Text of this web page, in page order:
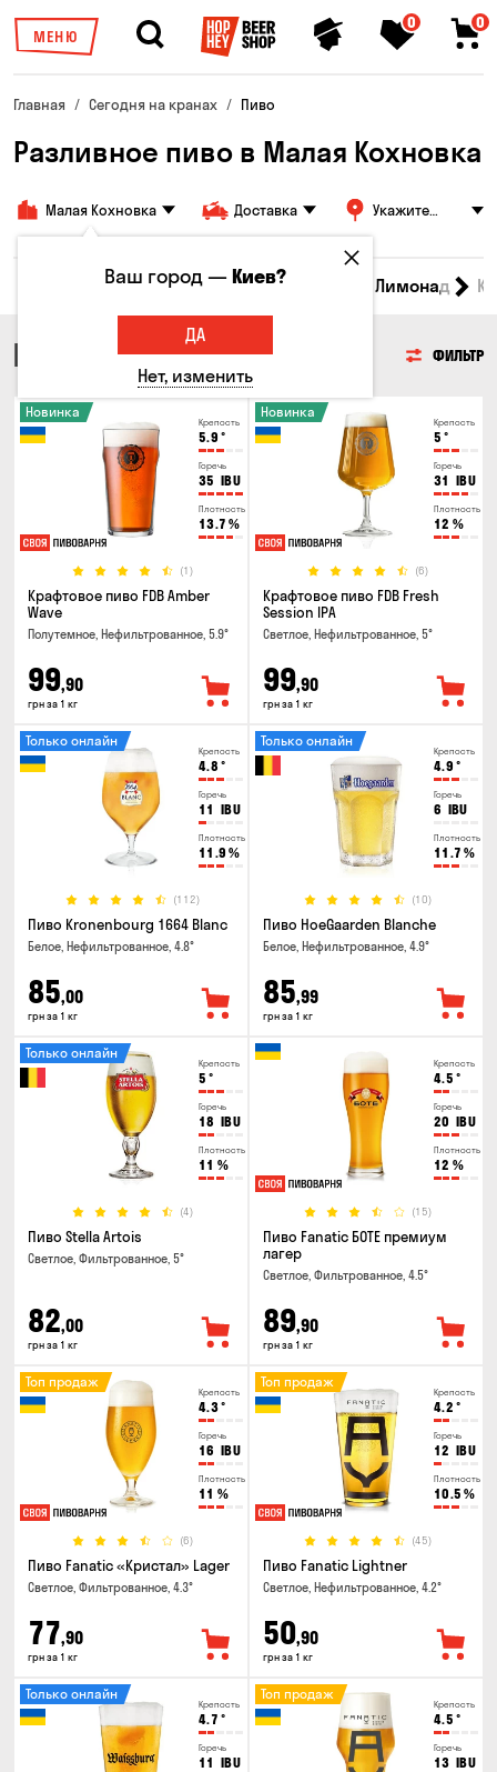
МЕНЮ
0 0
Главная Сегодня на кранах Пиво
Разливное пиво в Малая Кохновка
Малая Кохновка Доставка
Укажите
Все товары Пиво Сидр Лимонад
ПИВО ФИЛЬТР
Крепость
5.9 °
Горечь
35 IBU
Плотность
13.7 %
(1)
Новинка
Крафтовое пиво FDB Amber
Wave
Полутемное, Нефильтрованное, 5.9°
99,90
грн за 1 кг
Крепость
5 °
Горечь
31 IBU
Плотность
12 %
(6)
Новинка
Крафтовое пиво FDB Fresh
Session IPA
Светлое, Нефильтрованное, 5°
99,90
грн за 1 кг
Крепость
4.8 °
Горечь
11 IBU
Плотность
11.9 %
(112)
Только онлайн
Пиво Kronenbourg 1664 Blanc
Белое, Нефильтрованное, 4.8°
85,00
грн за 1 кг
Крепость
4.9 °
Горечь
6 IBU
Плотность
11.7 %
(10)
Только онлайн
Пиво HoeGaarden Blanche
Белое, Нефильтрованное, 4.9°
85,99
грн за 1 кг
Крепость
5 °
Горечь
18 IBU
Плотность
11 %
(4)
Только онлайн
Пиво Stella Artois
Светлое, Фильтрованное, 5°
82,00
грн за 1 кг
Крепость
4.5 °
Горечь
20 IBU
Плотность
12 %
(15)
Пиво Fanatic БОТЕ премиум
лагер
Светлое, Фильтрованное, 4.5°
89,90
грн за 1 кг
Крепость
4.3°
Горечь
16 IBU
Плотность
11 %
(6)
Топ продаж
Пиво Fanatic «Кристал» Lager
Светлое, Фильтрованное, 4.3°
77,90
грн за 1 кг
Крепость
4.2 °
Горечь
12 IBU
Плотность
10.5 %
(45)
Топ продаж
Пиво Fanatic Lightner
Светлое, Нефильтрованное, 4.2°
50,90
грн за 1 кг
Крепость
4.7 °
Горечь
11 IBU
Только онлайн
Крепость
4.5 °
Горечь
13 IBU
Топ продаж
Ваш город —Киев?
ДА
Нет, изменить